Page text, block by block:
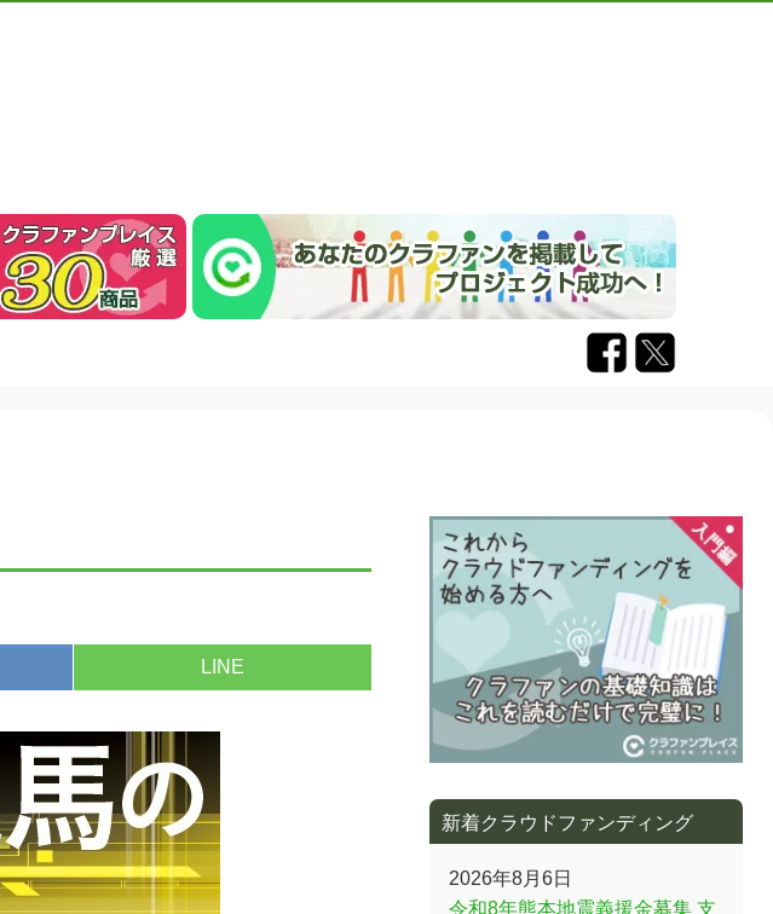
LINE
新着クラウドファンディング
2026年8月6日
令和8年熊本地震義援金募集 支